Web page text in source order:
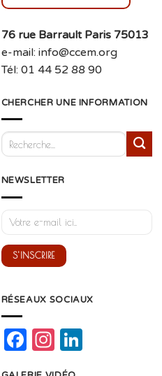
76 rue Barrault Paris 75013
e-mail: info@ccem.org
Tél: 01 44 52 88 90
CHERCHER UNE INFORMATION
NEWSLETTER
RÉSEAUX SOCIAUX
Facebook
Instagram
LinkedIn